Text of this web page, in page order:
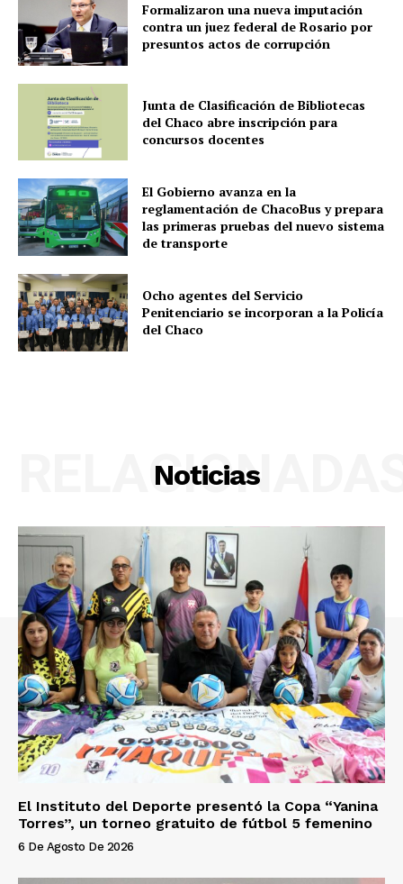
Formalizaron una nueva imputación
contra un juez federal de Rosario por
presuntos actos de corrupción
Junta de Clasificación de Bibliotecas
del Chaco abre inscripción para
concursos docentes
El Gobierno avanza en la
reglamentación de ChacoBus y prepara
las primeras pruebas del nuevo sistema
de transporte
Ocho agentes del Servicio
Penitenciario se incorporan a la Policía
del Chaco
Noticias
El Instituto del Deporte presentó la Copa “Yanina
Torres”, un torneo gratuito de fútbol 5 femenino
6 De Agosto De 2026